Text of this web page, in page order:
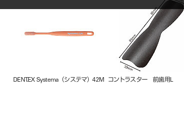
DENT.EX Systema（システマ）42M コントラスター 前歯用L